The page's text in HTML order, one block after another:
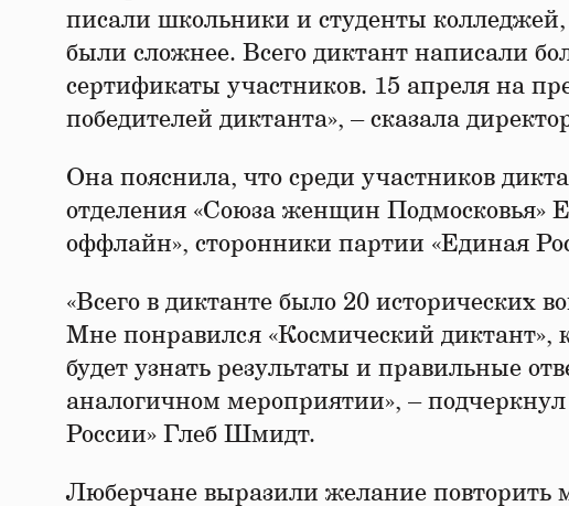
писали школьники и студенты
были сложнее. Всего диктант написали
сертификаты участников. 15 апреля на
победителей диктанта», – сказала
Она пояснила, что среди участников
отделения «Союза женщин Подмосковья»
оффлайн», сторонники партии «Единая
«Всего в диктанте было 20 исторических
Мне понравился «Космический диктант»,
будет узнать результаты и правильные
аналогичном мероприятии», –
России» Глеб Шмидт.
Люберчане выразили желание повторить